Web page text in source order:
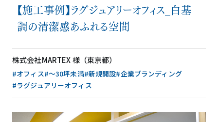
【施工事例】ラグジュアリーオフィス_白基
調の清潔感あふれる空間
株式会社MARTEX 様（東京都）
#オフィス#〜30坪未満#新規開設#企業ブランディング
#ラグジュアリーオフィス